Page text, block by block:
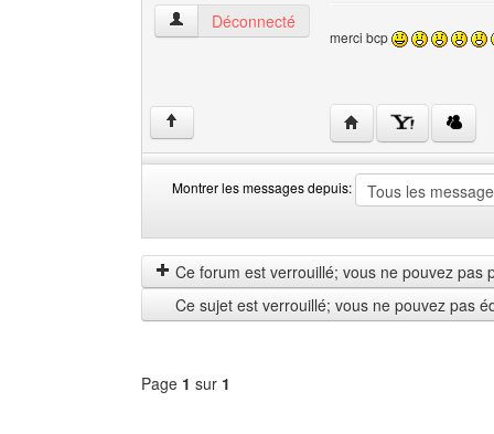
demofly Voir le profil de l'utilisateur
Déconnecté
merci bcp
↑ Visiter le site web
Montrer les messages depuis:
les
messages
depuis
by
Ce forum est verrouillé; vous ne pouvez pas
Ce sujet est verrouillé; vous ne pouvez pas
Page 1 sur 1